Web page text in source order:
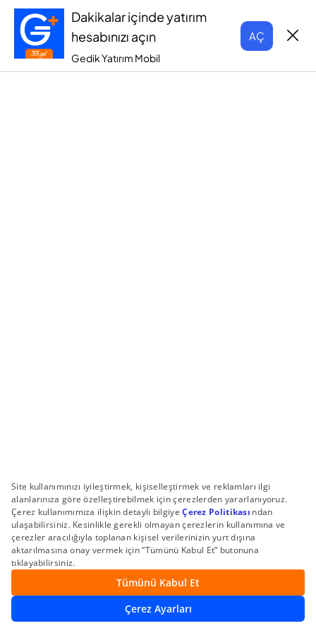
Dakikalar içinde yatırım
hesabınızı açın
Gedik Yatırım Mobil
AÇ